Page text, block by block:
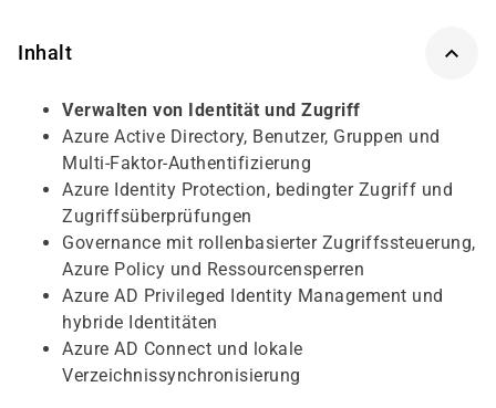
Inhalt
Verwalten von Identität und Zugriff
Azure Active Directory, Benutzer, Gruppen und
Multi-Faktor-Authentifizierung
Azure Identity Protection, bedingter Zugriff und
Zugriffsüberprüfungen
Governance mit rollenbasierter Zugriffssteuerung,
Azure Policy und Ressourcensperren
Azure AD Privileged Identity Management und
hybride Identitäten
Azure AD Connect und lokale
Verzeichnissynchronisierung